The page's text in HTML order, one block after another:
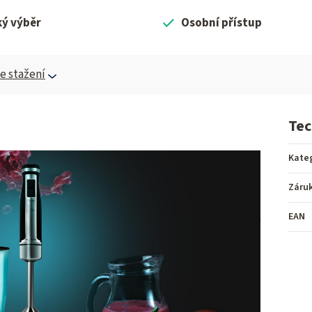
výběr Osobní přístup
stažení
EAN